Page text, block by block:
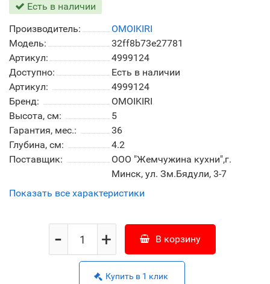
Есть в наличии
Производитель:
OMOIKIRI
Модель:
32ff8b73e27781
Артикул:
4999124
Доступно:
Есть в наличии
Артикул:
4999124
Бренд:
OMOIKIRI
Высота, см:
5
Гарантия, мес.:
36
Глубина, см:
4.2
Поставщик:
ООО "Жемчужина кухни",г.
Минск, ул. Зм.Бядули, 3-7
Показать все характеристики
+
- В корзину
Купить в 1 клик